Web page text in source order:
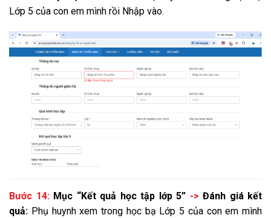
Lớp 5 của con em mình rồi Nhập vào.
Bước 14: Mục “Kết quả học tập lớp 5” -> Đánh giá kết
quả: Phụ huynh xem trong học bạ Lớp 5 của con em mình